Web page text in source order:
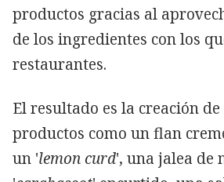
productos gracias al
de los ingredientes con los
restaurantes.
El resultado es la creación de
productos como un flan
un 'lemon curd', una jalea de